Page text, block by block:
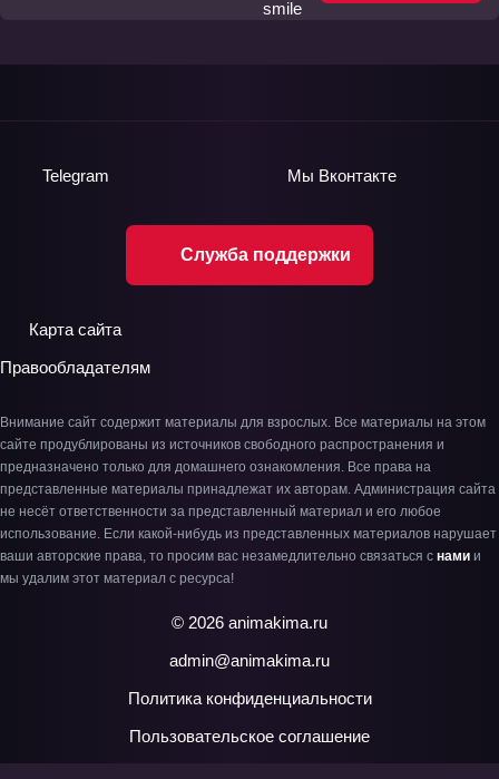
Служба поддержки
Telegram Мы Вконтакте
Карта сайта
Правообладателям
Внимание сайт содержит материалы для взрослых. Все материалы на этом
сайте продублированы из источников свободного распространения и
предназначено только для домашнего ознакомления. Все права на
представленные материалы принадлежат их авторам. Администрация сайта
не несёт ответственности за представленный материал и его любое
использование. Если какой-нибудь из представленных материалов нарушает
ваши авторские права, то просим вас незамедлительно связаться с нами и
мы удалим этот материал с ресурса!
© 2026 animakima.ru
admin@animakima.ru
Политика конфиденциальности
Пользовательское соглашение